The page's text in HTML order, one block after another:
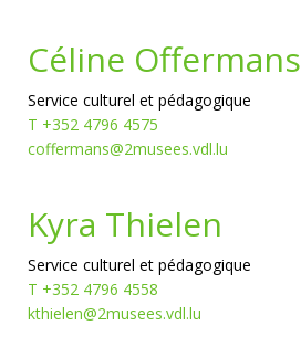
Céline Offermans
Service culturel et pédagogique
T +352 4796 4575
coffermans@2musees.vdl.lu
Kyra Thielen
Service culturel et pédagogique
T +352 4796 4558
kthielen@2musees.vdl.lu